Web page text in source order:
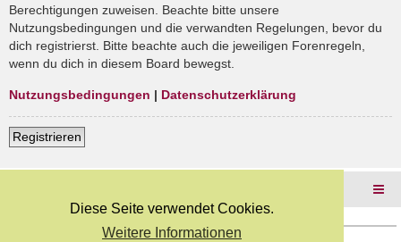
Diese Seite verwendet Cookies.
Weitere Informationen
Berechtigungen zuweisen. Beachte bitte unsere
Nutzungsbedingungen und die verwandten Regelungen, bevor du
dich registrierst. Bitte beachte auch die jeweiligen Forenregeln,
wenn du dich in diesem Board bewegst.
Nutzungsbedingungen | Datenschutzerklärung
Registrieren